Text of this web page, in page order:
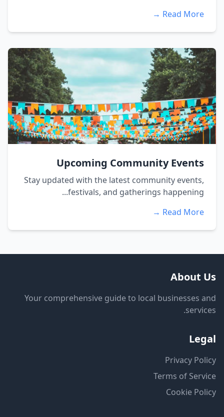
Read More →
Upcoming Community Events
Stay updated with the latest community events,
festivals, and gatherings happening...
Read More →
About Us
Your comprehensive guide to local businesses and
services.
Legal
Privacy Policy
Terms of Service
Cookie Policy